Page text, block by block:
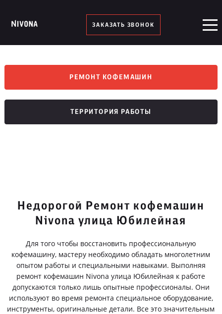
ЗАКАЗАТЬ ЗВОНОК
РЕМОНТ КОФЕМАШИН
ТЕРРИТОРИЯ РАБОТЫ
Недорогой Ремонт кофемашин
Nivona улица Юбилейная
Для того чтобы восстановить профессиональную
кофемашину, мастеру необходимо обладать многолетним
опытом работы и специальными навыками. Выполняя
ремонт кофемашин Nivona улица Юбилейная к работе
допускаются только лишь опытные профессионалы. Они
используют во время ремонта специальное оборудование,
инструменты, оригинальные детали. Все это значительным